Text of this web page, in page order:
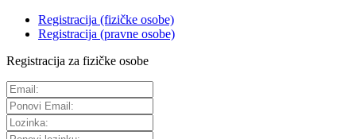
Registracija (fizičke osobe)
Registracija (pravne osobe)
Registracija za fizičke osobe